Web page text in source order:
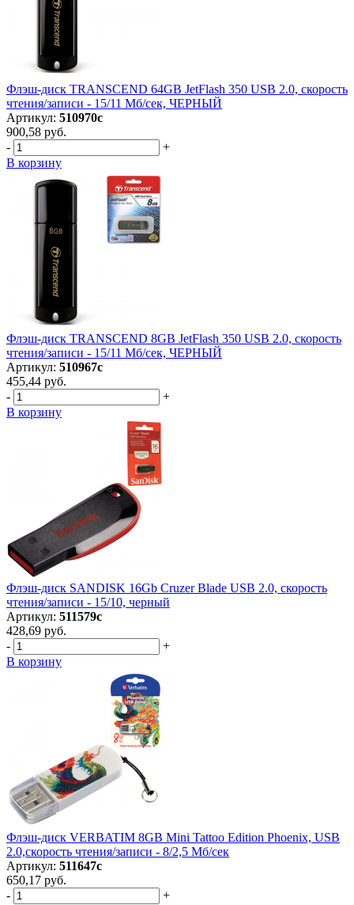
Флэш-диск TRANSCEND 64GB JetFlash 350 USB 2.0, скорость
чтения/записи - 15/11 Мб/сек, ЧЕРНЫЙ
Артикул: 510970с
900,58 руб.
-
+
В корзину
Флэш-диск TRANSCEND 8GB JetFlash 350 USB 2.0, скорость
чтения/записи - 15/11 Мб/сек, ЧЕРНЫЙ
Артикул: 510967с
455,44 руб.
-
+
В корзину
Флэш-диск SANDISK 16Gb Cruzer Blade USB 2.0, скорость
чтения/записи - 15/10, черный
Артикул: 511579с
428,69 руб.
-
+
В корзину
Флэш-диск VERBATIM 8GB Mini Tattoo Edition Phoenix, USB
2.0,скорость чтения/записи - 8/2,5 Мб/сек
Артикул: 511647с
650,17 руб.
-
+